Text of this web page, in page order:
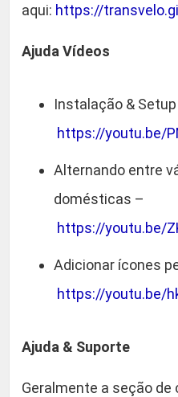
aqui: https://
Ajuda Vídeos
Instalação &
https://youtu.be/
Alternando entre
domésticas –
https://youtu.be/
Adicionar ícones
https://youtu.be/
Ajuda & Suporte
Geralmente a seção